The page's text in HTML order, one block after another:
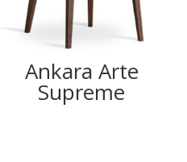
Ankara Arte
Supreme